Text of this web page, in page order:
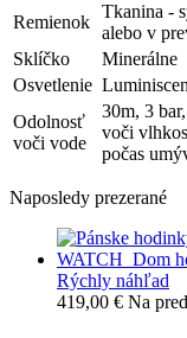
Remienok
Tkanina -
alebo v
Sklíčko
Minerálne
Osvetlenie
Odolnosť
voči vode
30m, 3
voči
počas
Naposledy prezerané
Rýchly náhľad
419,00 € Na